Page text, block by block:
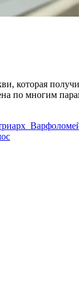
которая
по многим